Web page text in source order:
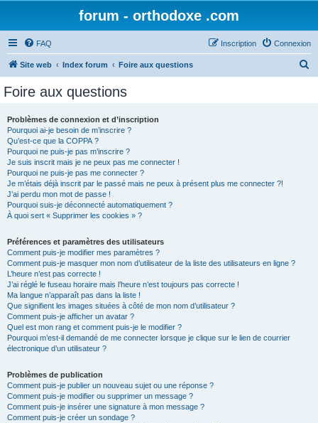
forum - orthodoxe .com
FAQ Connexion
Inscription
Site web Index forum Foire aux questions
Foire aux questions
Problèmes de connexion et d’inscription
Pourquoi ai-je besoin de m’inscrire ?
Qu’est-ce que la COPPA ?
Pourquoi ne puis-je pas m’inscrire ?
Je suis inscrit mais je ne peux pas me connecter !
Pourquoi ne puis-je pas me connecter ?
Je m’étais déjà inscrit par le passé mais ne peux à présent plus me connecter ?!
J’ai perdu mon mot de passe !
Pourquoi suis-je déconnecté automatiquement ?
À quoi sert « Supprimer les cookies » ?
Préférences et paramètres des utilisateurs
Comment puis-je modifier mes paramètres ?
Comment puis-je masquer mon nom d’utilisateur de la liste des utilisateurs en ligne ?
L’heure n’est pas correcte !
J’ai réglé le fuseau horaire mais l’heure n’est toujours pas correcte !
Ma langue n’apparaît pas dans la liste !
Que signifient les images situées à côté de mon nom d’utilisateur ?
Comment puis-je afficher un avatar ?
Quel est mon rang et comment puis-je le modifier ?
Pourquoi m’est-il demandé de me connecter lorsque je clique sur le lien de courrier
électronique d’un utilisateur ?
Problèmes de publication
Comment puis-je publier un nouveau sujet ou une réponse ?
Comment puis-je modifier ou supprimer un message ?
Comment puis-je insérer une signature à mon message ?
Comment puis-je créer un sondage ?